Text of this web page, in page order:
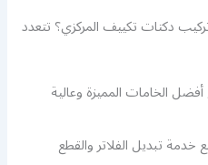
دكتات تكييف المركزي؟ تتعدد
الخامات المميزة وعالية
تبديل الفلاتر والقطع